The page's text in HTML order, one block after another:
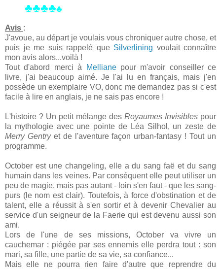
♣♣♣♣♣
Avis :
J'avoue, au départ je voulais vous chroniquer autre chose, et
puis je me suis rappelé que Silverlining voulait connaître
mon avis alors...voilà !
Tout d'abord merci à
Melliane pour m'avoir conseiller ce
livre, j'ai beaucoup aimé. Je l'ai lu en français, mais j'en
possède un exemplaire VO, donc me demandez pas si c'est
facile à lire en anglais, je ne sais pas encore !
L'histoire ? Un petit mélange des Royaumes Invisibles pour
la mythologie avec une pointe de Léa Silhol, un zeste de
Merry Gentryet de l'aventure façon urban-fantasy ! Tout un
programme.
October est une changeling, elle a du sang faë et du sang
humain dans les veines. Par conséquent elle peut utiliser un
peu de magie, mais pas autant - loin s'en faut - que les sang-
purs (le nom est clair). Toutefois, à force d'obstination et de
talent, elle a réussit à s'en sortir et à devenir Chevalier au
service d'un seigneur de la Faerie qui est devenu aussi son
ami.
Lors de l'une de ses missions, October va vivre un
cauchemar : piégée par ses ennemis elle perdra tout : son
mari, sa fille, une partie de sa vie, sa confiance...
Mais elle ne pourra rien faire d'autre que reprendre du